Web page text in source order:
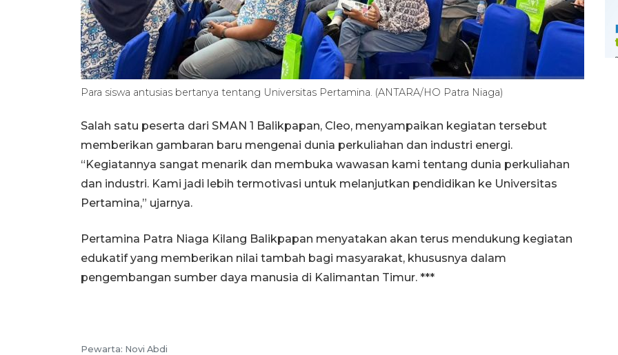
Para siswa antusias bertanya tentang Universitas Pertamina. (ANTARA/HO Patra Niaga)
Salah satu peserta dari SMAN 1 Balikpapan, Cleo, menyampaikan kegiatan tersebut
memberikan gambaran baru mengenai dunia perkuliahan dan industri energi.
“Kegiatannya sangat menarik dan membuka wawasan kami tentang dunia perkuliahan
dan industri. Kami jadi lebih termotivasi untuk melanjutkan pendidikan ke Universitas
Pertamina,” ujarnya.
Pertamina Patra Niaga Kilang Balikpapan menyatakan akan terus mendukung kegiatan
edukatif yang memberikan nilai tambah bagi masyarakat, khususnya dalam
pengembangan sumber daya manusia di Kalimantan Timur. ***
Pewarta: Novi Abdi